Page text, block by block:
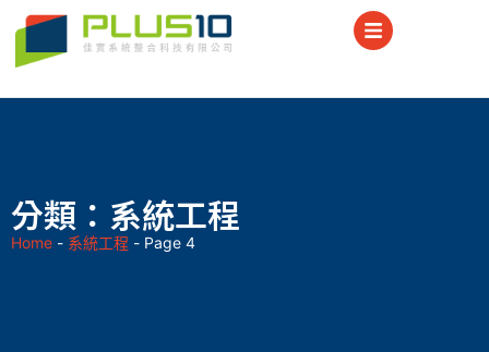
分類：系統工程
Home - 系統工程 - Page 4